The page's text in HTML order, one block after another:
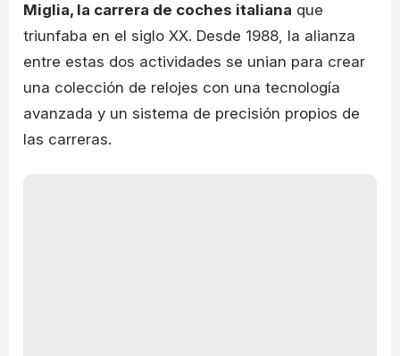
Miglia, la carrera de coches italiana que
triunfaba en el siglo XX. Desde 1988, la alianza
entre estas dos actividades se unian para crear
una colección de relojes con una tecnología
avanzada y un sistema de precisión propios de
las carreras.